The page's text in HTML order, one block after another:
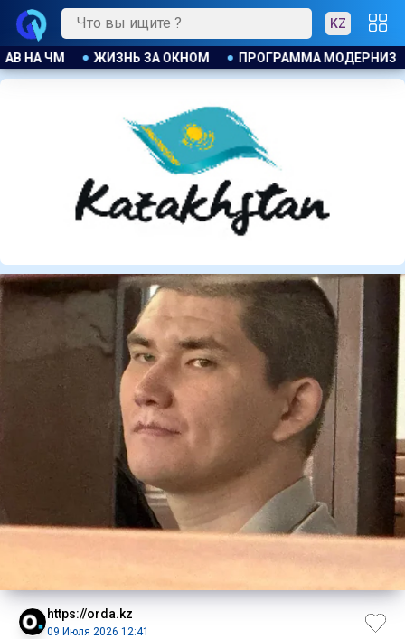
KZ
МОДЕРНИЗАЦИИ В ДЕЙСТВИИ ДЖАННИ ИНФАНТИНО
https://orda.kz
09 Июля 2026 12:41